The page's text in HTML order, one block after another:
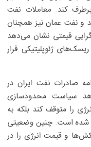
برطرف کند. معاملات نفت
به بیش از ۱۰۲‌دلار رسید و نفت عمان نیز همچنان
قیمتی نشان می‌دهد
ژئوپلیتیکی قرار
صادرات نفت ایران در
سیاست محدودسازی
را متوقف کند بلکه به
شده است. چنین وضعیتی
و قیمت انرژی را در